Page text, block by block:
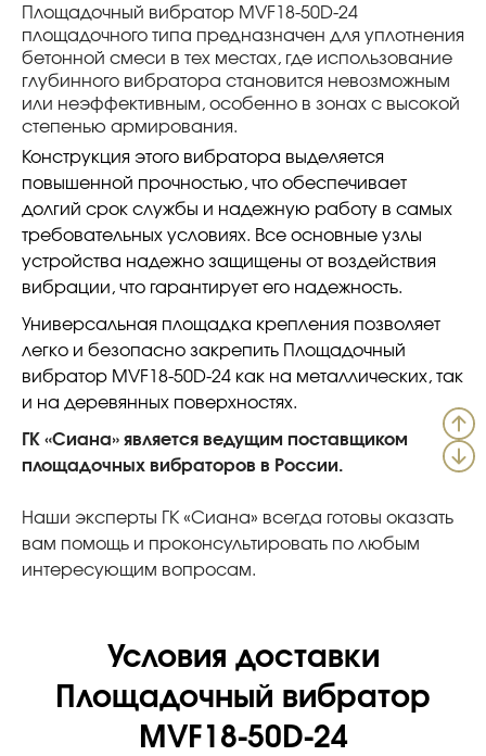
Площадочный вибратор MVF18-50D-24
площадочного типа предназначен для уплотнения
бетонной смеси в тех местах, где использование
глубинного вибратора становится невозможным
или неэффективным, особенно в зонах с высокой
степенью армирования.
Конструкция этого вибратора выделяется
повышенной прочностью, что обеспечивает
долгий срок службы и надежную работу в самых
требовательных условиях. Все основные узлы
устройства надежно защищены от воздействия
вибрации, что гарантирует его надежность.
Универсальная площадка крепления позволяет
легко и безопасно закрепить Площадочный
вибратор MVF18-50D-24 как на металлических, так
и на деревянных поверхностях.
ГК «Сиана» является ведущим поставщиком
площадочных вибраторов в России.
Наши эксперты ГК «Сиана» всегда готовы оказать
вам помощь и проконсультировать по любым
интересующим вопросам.
Условия доставки
Площадочный вибратор
MVF18-50D-24